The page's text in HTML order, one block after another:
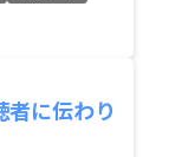
に伝わり